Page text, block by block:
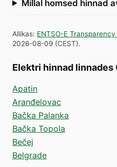
Millal homsed hinnad
Allikas: ENTSO-E
2026-08-09 (CEST).
Elektri hinnad linnades
Apatin
Aranđelovac
Bačka Palanka
Bačka Topola
Bečej
Belgrade